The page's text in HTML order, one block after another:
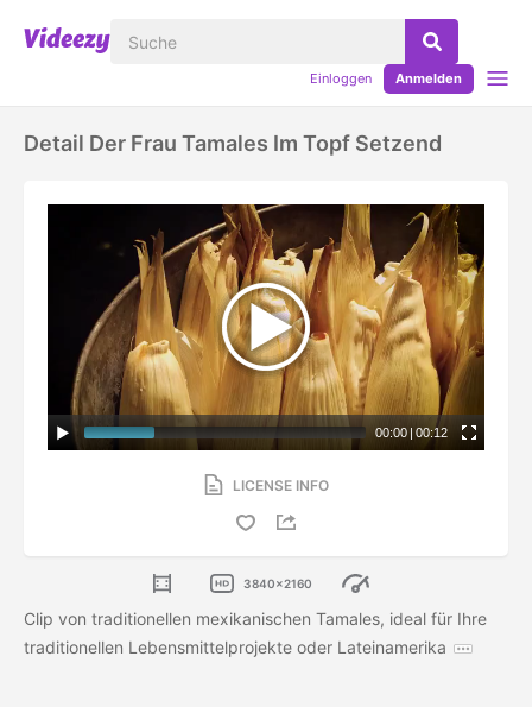
Einloggen Anmelden
Detail Der Frau Tamales Im Topf Setzend
00:00 | 00:12
LICENSE INFO
3840x2160
Clip von traditionellen mexikanischen Tamales, ideal für Ihre
traditionellen Lebensmittelprojekte oder Lateinamerika